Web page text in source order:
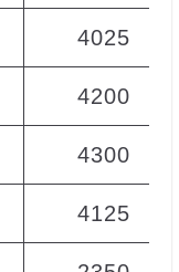
4025
4200
4300
4125